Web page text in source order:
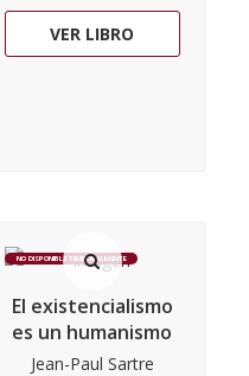
VER LIBRO
NO DISPONIBLE TEMPORALMENTE
El existencialismo
es un humanismo
Jean-Paul Sartre